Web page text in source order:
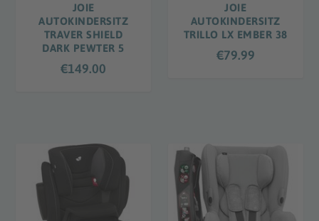
JOIE
AUTOKINDERSITZ
TRAVER SHIELD
DARK PEWTER 5
€149.00
JOIE
AUTOKINDERSITZ
TRILLO LX EMBER 38
€79.99